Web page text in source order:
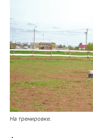
На тренировке.